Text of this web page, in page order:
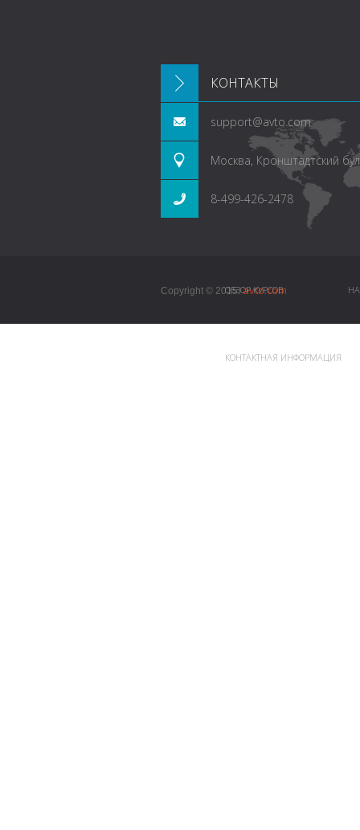
КОНТАКТЫ
support@avto.com
Москва, Кронштадтский
8-499-426-2478
Copyright © 2015.avto.com
ОБЗОР КУРСОВ
КОНТАКТНАЯ ИНФОРМАЦИЯ